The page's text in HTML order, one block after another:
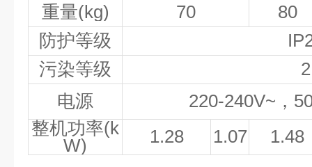
重量(kg) 70
80
防护等级
污染等级
2
电源
220-240V~ ，
整机功率(k
W)
1.28 1.07 1.48